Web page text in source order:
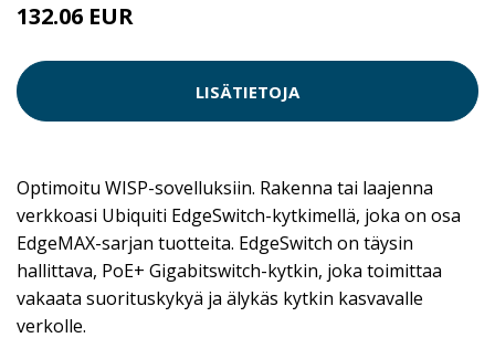
132.06 EUR
LISÄTIETOJA
Optimoitu WISP-sovelluksiin. Rakenna tai laajenna
verkkoasi Ubiquiti EdgeSwitch-kytkimellä, joka on osa
EdgeMAX-sarjan tuotteita. EdgeSwitch on täysin
hallittava, PoE+ Gigabitswitch-kytkin, joka toimittaa
vakaata suorituskykyä ja älykäs kytkin kasvavalle
verkolle.